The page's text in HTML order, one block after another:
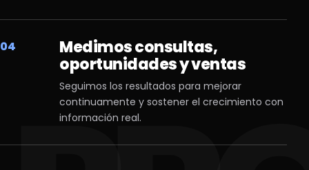
04
Medimos consultas,
oportunidades y ventas
Seguimos los resultados para mejorar
continuamente y sostener el crecimiento con
información real.